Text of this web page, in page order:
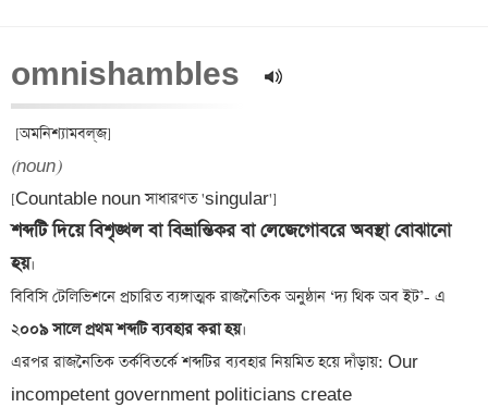
omnishambles
(noun)
শব্দটি দিয়ে বিশৃঙ্খল বা বিভ্রান্তিকর বা লেজেগোবরে অবস্থা বোঝানো
হয়।
বিবিসি টেলিভিশনে প্রচারিত ব্যঙ্গাত্মক রাজনৈতিক অনুষ্ঠান ‘দ্য থিক অব ইট’- এ
২০০৯ সালে প্রথম শব্দটি ব্যবহার করা হয়।
এরপর রাজনৈতিক তর্কবিতর্কে শব্দটির ব্যবহার নিয়মিত হয়ে দাঁড়ায়: Our
incompetent government politicians create